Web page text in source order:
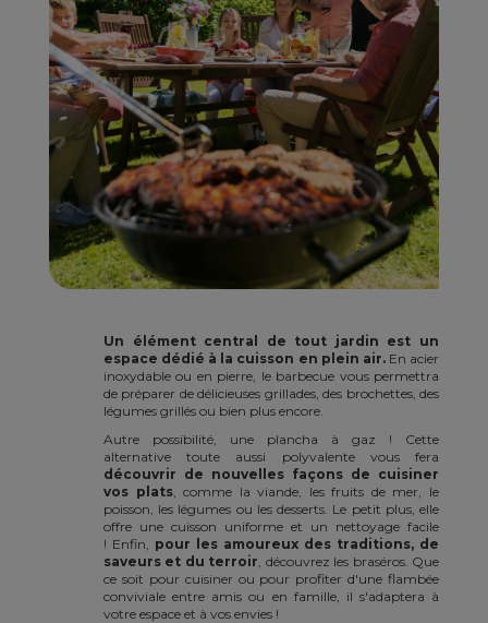
Un élément central de tout jardin est un
espace dédié à la cuisson en plein air.En acier
inoxydable ou en pierre, le barbecue vous permettra
de préparer de délicieuses grillades, des brochettes, des
légumes grillés ou bien plus encore.
Autre possibilité, une plancha à gaz ! Cette
alternative toute aussi polyvalente vous fera
découvrir de nouvelles façons de cuisiner
vos plats, comme la viande, les fruits de mer, le
poisson, les légumes ou les desserts. Le petit plus, elle
offre une cuisson uniforme et un nettoyage facile
! Enfin, pour les amoureux des traditions, de
saveurs et du terroir , découvrez les braséros. Que
ce soit pour cuisiner ou pour profiter d'une flambée
conviviale entre amis ou en famille, il s'adaptera à
votre espace et à vos envies !